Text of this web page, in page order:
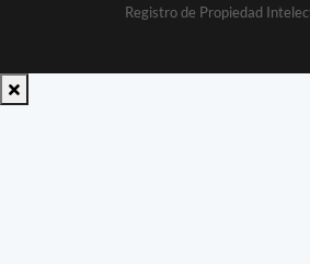
Registro de Propiedad